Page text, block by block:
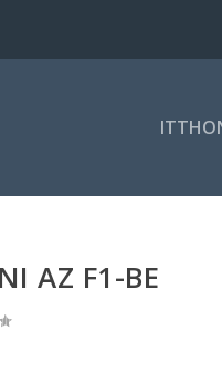
AZ F1-BE